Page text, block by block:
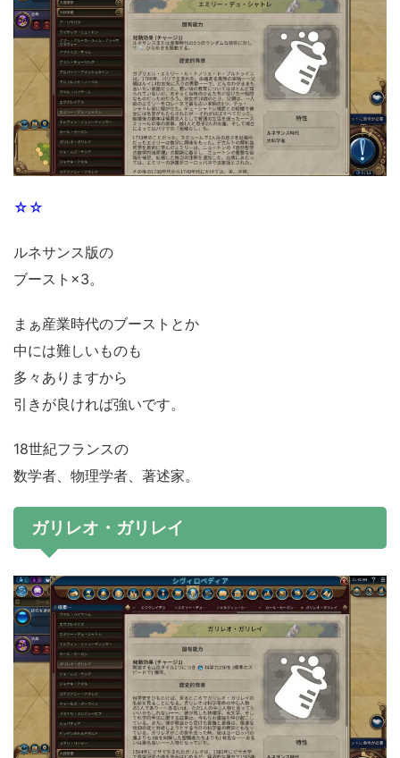
☆☆
ルネサンス版の
ブースト×3。
まぁ産業時代のブーストとか
中には難しいものも
多々ありますから
引きが良ければ強いです。
18世紀フランスの
数学者、物理学者、著述家。
ガリレオ・ガリレイ